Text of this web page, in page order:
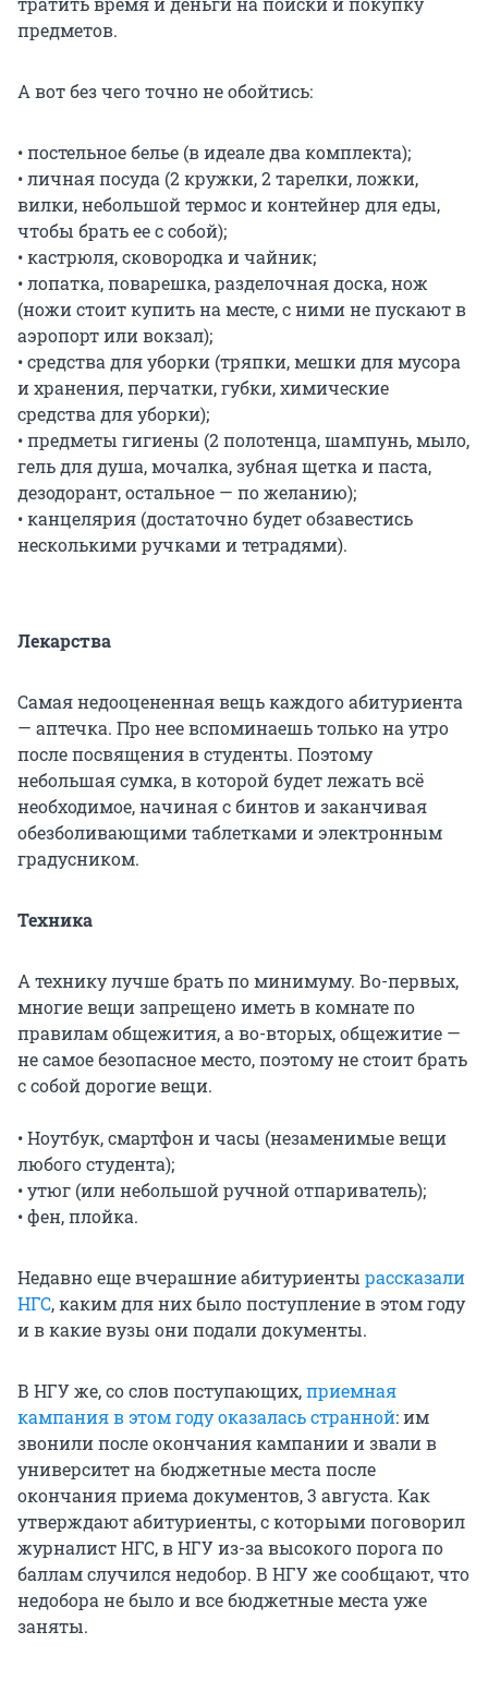
предметов.
А вот без чего точно не обойтись:
• постельное белье (в идеале два комплекта);
• личная посуда (2 кружки, 2 тарелки, ложки,
вилки, небольшой термос и контейнер для еды,
чтобы брать ее с собой);
• кастрюля, сковородка и чайник;
• лопатка, поварешка, разделочная доска, нож
(ножи стоит купить на месте, с ними не пускают в
аэропорт или вокзал);
• средства для уборки (тряпки, мешки для мусора
и хранения, перчатки, губки, химические
средства для уборки);
• предметы гигиены (2 полотенца, шампунь, мыло,
гель для душа, мочалка, зубная щетка и паста,
дезодорант, остальное — по желанию);
• канцелярия (достаточно будет обзавестись
несколькими ручками и тетрадями).
Лекарства
Самая недооцененная вещь каждого абитуриента
— аптечка. Про нее вспоминаешь только на утро
после посвящения в студенты. Поэтому
небольшая сумка, в которой будет лежать всё
необходимое, начиная с бинтов и заканчивая
обезболивающими таблетками и электронным
градусником.
Техника
А технику лучше брать по минимуму. Во-первых,
многие вещи запрещено иметь в комнате по
правилам общежития, а во-вторых, общежитие —
не самое безопасное место, поэтому не стоит брать
с собой дорогие вещи.
• Ноутбук, смартфон и часы (незаменимые вещи
любого студента);
• утюг (или небольшой ручной отпариватель);
• фен, плойка.
Недавно еще вчерашние абитуриенты рассказали
НГС, каким для них было поступление в этом году
и в какие вузы они подали документы.
В НГУ же, со слов поступающих,приемная
кампания в этом году оказалась странной: им
звонили после окончания кампании и звали в
университет на бюджетные места после
окончания приема документов, 3 августа. Как
утверждают абитуриенты, с которыми поговорил
журналист НГС, в НГУ из-за высокого порога по
баллам случился недобор. В НГУ же сообщают, что
недобора не было и все бюджетные места уже
заняты.